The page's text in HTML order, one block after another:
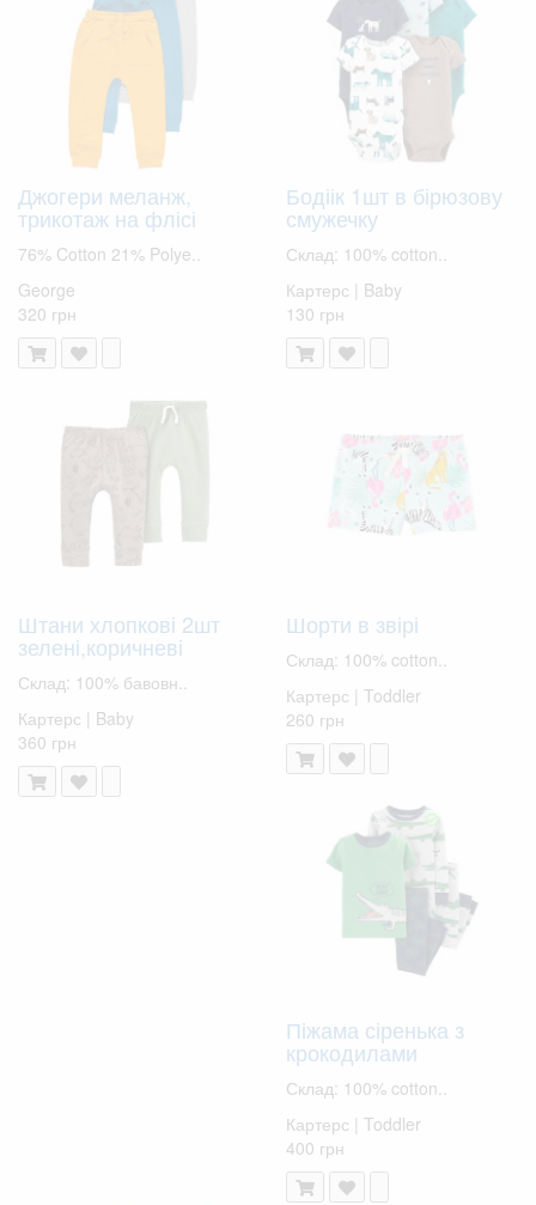
Джогери меланж,
трикотаж на флісі
76% Cotton 21% Polye..
George
320 грн
Бодіік 1шт в бірюзову
смужечку
Склад: 100% cotton..
Картерс | Baby
130 грн
Штани хлопкові 2шт
зелені,коричневі
Склад: 100% бавовн..
Картерс | Baby
360 грн
Шорти в звірі
Склад: 100% cotton..
Картерс | Toddler
260 грн
Піжама сіренька з
крокодилами
Склад: 100% cotton..
Картерс | Toddler
400 грн